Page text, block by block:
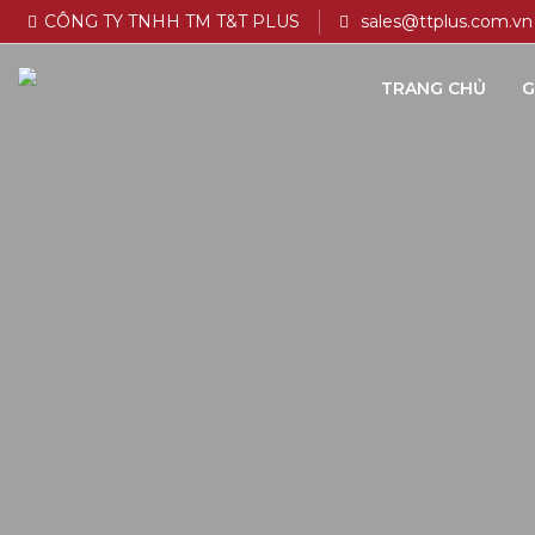
CÔNG TY TNHH TM T&T PLUS sales@ttplus.com.vn
TRANG CHỦ